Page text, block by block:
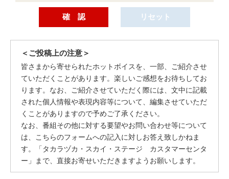
＜ご投稿上の注意＞
皆さまから寄せられたホットボイスを、一部、ご紹介させ
ていただくことがあります。楽しいご感想をお待ちしてお
ります。なお、ご紹介させていただく際には、文中に記載
された個人情報や表現内容等について、編集させていただ
くことがありますので予めご了承ください。
なお、番組その他に対する要望やお問い合わせ等について
は、こちらのフォームへの記入に対しお答え致しかねま
す。「タカラヅカ・スカイ・ステージ カスタマーセンタ
ー」まで、直接お寄せいただきますようお願いします。